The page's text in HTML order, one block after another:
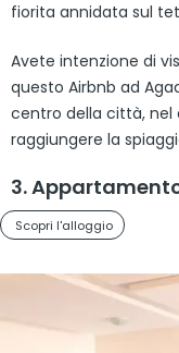
fiorita annidata sul
Avete intenzione di
questo Airbnb ad
centro della città, nel
raggiungere la
3.
Scopri l'alloggio